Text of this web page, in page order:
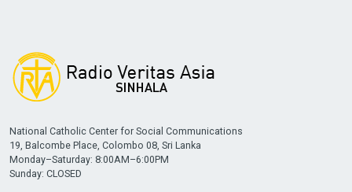
National Catholic Center for Social Communications
19, Balcombe Place, Colombo 08, Sri Lanka
Monday–Saturday: 8:00AM–6:00PM
Sunday: CLOSED